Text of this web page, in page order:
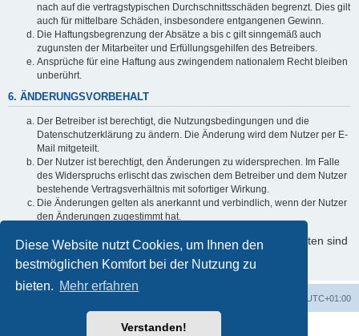
Diese Website nutzt Cookies, um Ihnen den
bestmöglichen Komfort bei der Nutzung zu
bieten. Mehr erfahren
Verstanden!
nach auf die vertragstypischen Durchschnittsschäden begrenzt. Dies gilt
auch für mittelbare Schäden, insbesondere entgangenen Gewinn.
Die Haftungsbegrenzung der Absätze a bis c gilt sinngemäß auch
zugunsten der Mitarbeiter und Erfüllungsgehilfen des Betreibers.
Ansprüche für eine Haftung aus zwingendem nationalem Recht bleiben
unberührt.
6. ÄNDERUNGSVORBEHALT
Der Betreiber ist berechtigt, die Nutzungsbedingungen und die
Datenschutzerklärung zu ändern. Die Änderung wird dem Nutzer per E-
Mail mitgeteilt.
Der Nutzer ist berechtigt, den Änderungen zu widersprechen. Im Falle
des Widerspruchs erlischt das zwischen dem Betreiber und dem Nutzer
bestehende Vertragsverhältnis mit sofortiger Wirkung.
Die Änderungen gelten als anerkannt und verbindlich, wenn der Nutzer
den Änderungen zugestimmt hat.
Informationen über den Umgang mit Ihren persönlichen Daten sind
in der Datenschutzerklärung enthalten.
UTC+01:00
Powered byphpBB® Forum Software © phpBB Limited